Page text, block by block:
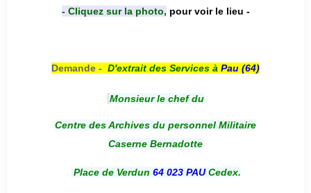
- Cliquez sur la photo, pour voir le lieu -
Demande - D'extrait des Services à Pau (64)
Monsieur le chef du
Centre des Archives du personnel Militaire
Caserne Bernadotte
Place de Verdun 64 023 PAUCedex.